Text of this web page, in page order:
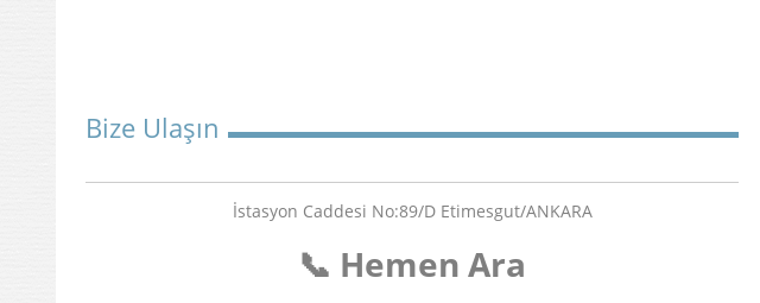
Bize Ulaşın
İstasyon Caddesi No:89/D Etimesgut/ANKARA
📞 Hemen Ara